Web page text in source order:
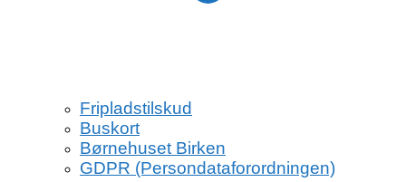
Fripladstilskud
Buskort
Børnehuset Birken
GDPR (Persondataforordningen)